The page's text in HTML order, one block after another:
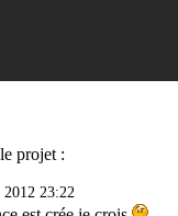
projet :
23:22